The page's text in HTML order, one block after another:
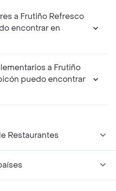
a Frutiño Refresco
encontrar en
a Frutiño
puedo encontrar
Restaurantes